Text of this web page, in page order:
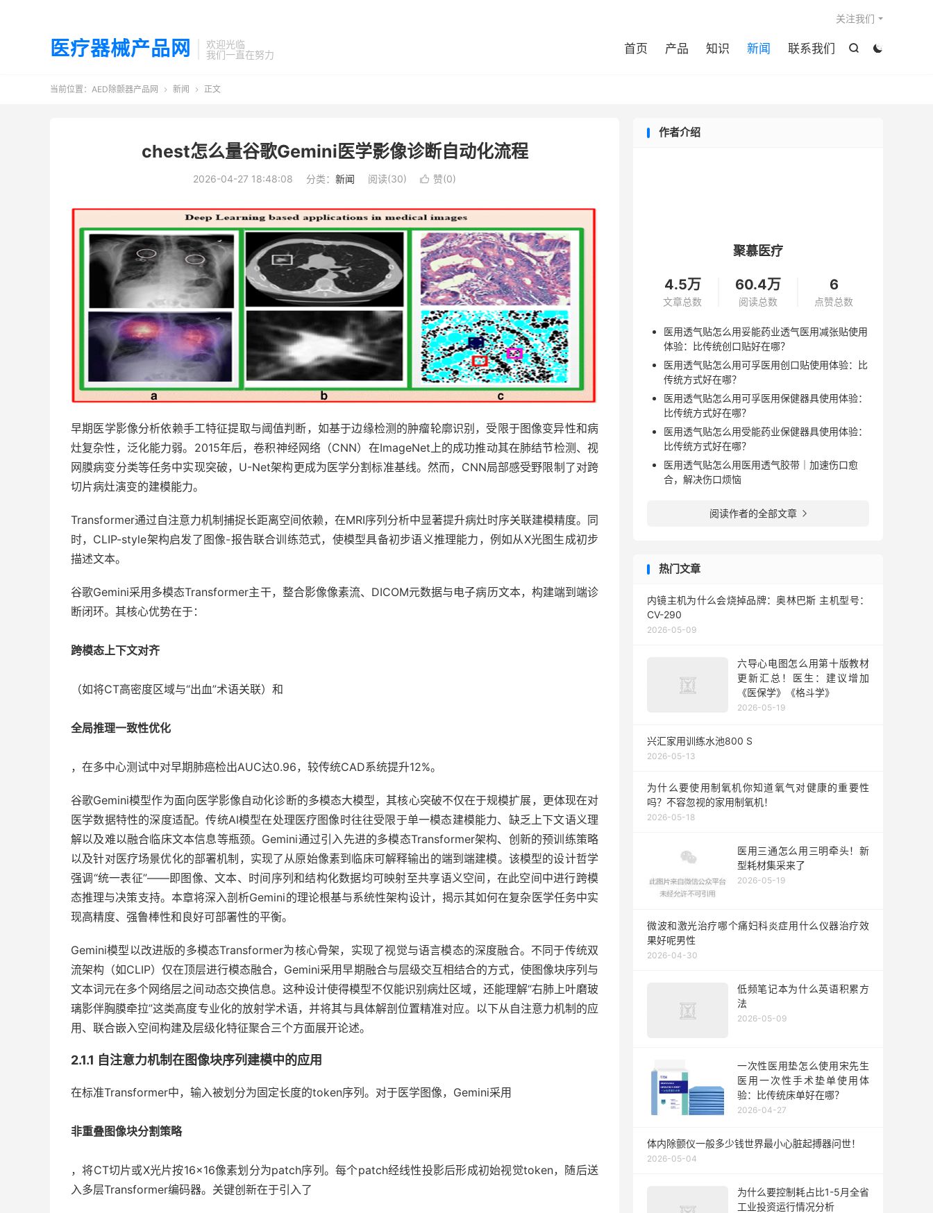
医疗器械产品网
欢迎光临
我们一直在努力


首页 产品 知识 新闻 联系我们
关注我们
当前位置： AED除颤器产品网  新闻  正文
chest怎么量谷歌Gemini医学影像诊断自动化流程
2026-04-27 18:48:08 分类： 新闻 阅读(30)  赞(0)
早期医学影像分析依赖手工特征提取与阈值判断，如基于边缘检测的肿瘤轮廓识别，受限于图像变异性和病
灶复杂性，泛化能力弱。2015年后，卷积神经网络（CNN）在ImageNet上的成功推动其在肺结节检测、视
网膜病变分类等任务中实现突破，U-Net架构更成为医学分割标准基线。然而，CNN局部感受野限制了对跨
切片病灶演变的建模能力。
Transformer通过自注意力机制捕捉长距离空间依赖，在MRI序列分析中显著提升病灶时序关联建模精度。同
时，CLIP-style架构启发了图像-报告联合训练范式，使模型具备初步语义推理能力，例如从X光图生成初步
描述文本。
谷歌Gemini采用多模态Transformer主干，整合影像像素流、DICOM元数据与电子病历文本，构建端到端诊
断闭环。其核心优势在于：
跨模态上下文对齐
（如将CT高密度区域与“出血”术语关联）和
全局推理一致性优化
，在多中心测试中对早期肺癌检出AUC达0.96，较传统CAD系统提升12%。
谷歌Gemini模型作为面向医学影像自动化诊断的多模态大模型，其核心突破不仅在于规模扩展，更体现在对
医学数据特性的深度适配。传统AI模型在处理医疗图像时往往受限于单一模态建模能力、缺乏上下文语义理
解以及难以融合临床文本信息等瓶颈。Gemini通过引入先进的多模态Transformer架构、创新的预训练策略
以及针对医疗场景优化的部署机制，实现了从原始像素到临床可解释输出的端到端建模。该模型的设计哲学
强调“统一表征”——即图像、文本、时间序列和结构化数据均可映射至共享语义空间，在此空间中进行跨模
态推理与决策支持。本章将深入剖析Gemini的理论根基与系统性架构设计，揭示其如何在复杂医学任务中实
现高精度、强鲁棒性和良好可部署性的平衡。
Gemini模型以改进版的多模态Transformer为核心骨架，实现了视觉与语言模态的深度融合。不同于传统双
流架构（如CLIP）仅在顶层进行模态融合，Gemini采用早期融合与层级交互相结合的方式，使图像块序列与
文本词元在多个网络层之间动态交换信息。这种设计使得模型不仅能识别病灶区域，还能理解“右肺上叶磨玻
璃影伴胸膜牵拉”这类高度专业化的放射学术语，并将其与具体解剖位置精准对应。以下从自注意力机制的应
用、联合嵌入空间构建及层级化特征聚合三个方面展开论述。
2.1.1 自注意力机制在图像块序列建模中的应用
在标准Transformer中，输入被划分为固定长度的token序列。对于医学图像，Gemini采用
非重叠图像块分割策略
，将CT切片或X光片按16×16像素划分为patch序列。每个patch经线性投影后形成初始视觉token，随后送
入多层Transformer编码器。关键创新在于引入了
作者介绍
聚慕医疗
4.5万
文章总数
60.4万
阅读总数
6
点赞总数
医用透气贴怎么用妥能药业透气医用减张贴使用
体验：比传统创口贴好在哪？
医用透气贴怎么用可孚医用创口贴使用体验：比
传统方式好在哪？
医用透气贴怎么用可孚医用保健器具使用体验：
比传统方式好在哪？
医用透气贴怎么用受能药业保健器具使用体验：
比传统方式好在哪？
医用透气贴怎么用医用透气胶带｜加速伤口愈
合，解决伤口烦恼
阅读作者的全部文章 
热门文章
内镜主机为什么会烧掉品牌：奥林巴斯 主机型号：
CV-290
2026-05-09
六导心电图怎么用第十版教材
更新汇总！医生：建议增加
《医保学》《格斗学》
2026-05-19
兴汇家用训练水池800 S
2026-05-13
为什么要使用制氧机你知道氧气对健康的重要性
吗？不容忽视的家用制氧机！
2026-05-18
医用三通怎么用三明牵头！新
型耗材集采来了
2026-05-19
微波和激光治疗哪个痛妇科炎症用什么仪器治疗效
果好呢男性
2026-04-30
低频笔记本为什么英语积累方
法
2026-05-09
一次性医用垫怎么使用宋先生
医用一次性手术垫单使用体
验：比传统床单好在哪？
2026-04-27
体内除颤仪一般多少钱世界最小心脏起搏器问世！
2026-05-04
为什么要控制耗占比1-5月全省
工业投资运行情况分析